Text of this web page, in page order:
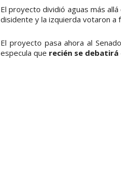
El proyecto dividió aguas más
disidente y la izquierda votaron a
El proyecto pasa ahora al
especula que recién se debatirá